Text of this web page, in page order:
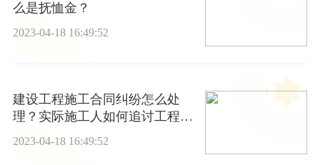
么是抚恤金？
2023-04-18 16:49:52
建设工程施工合同纠纷怎么处
理？实际施工人如何追讨工程
2023-04-18 16:49:52